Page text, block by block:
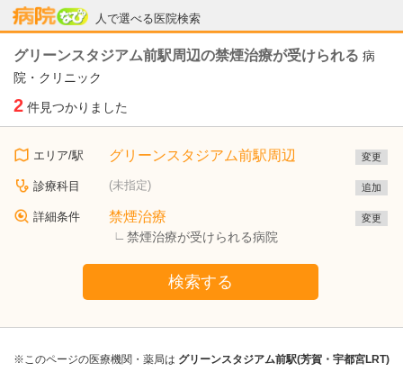
人で選べる医院検索
病院なび
グリーンスタジアム前駅周辺の禁煙治療が受けられる 病
院・クリニック
2 件見つかりました
エリア/駅 グリーンスタジアム前駅周辺 変更
診療科目 (未指定) 追加
詳細条件 禁煙治療
禁煙治療が受けられる病院
変更
検索する
※このページの医療機関・薬局は グリーンスタジアム前駅(芳賀・宇都宮LRT)